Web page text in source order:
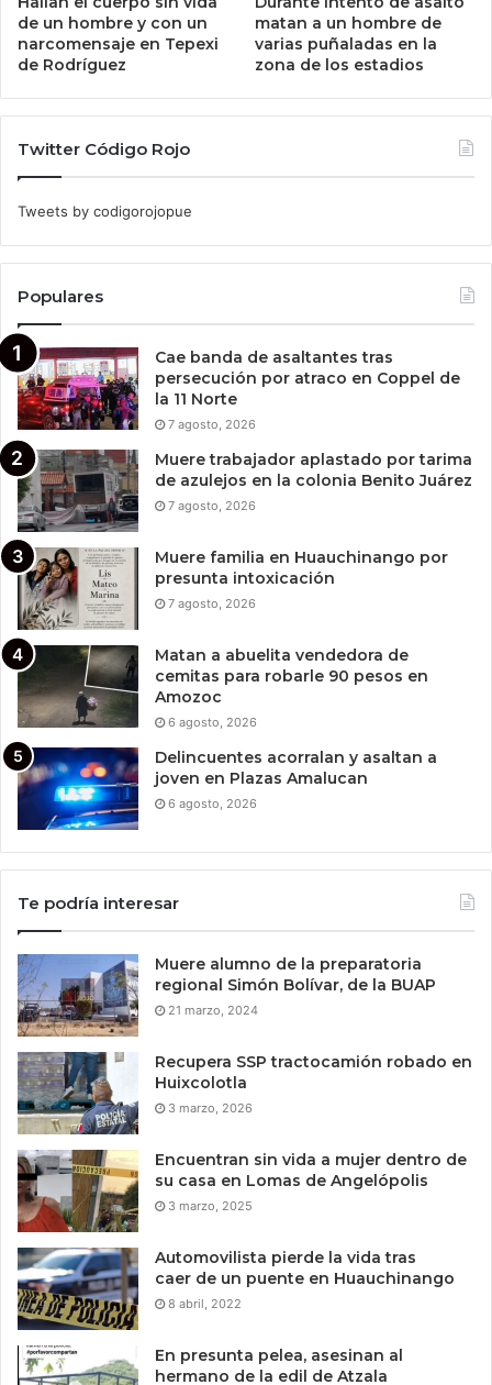
de un hombre y con un
narcomensaje en Tepexi
de Rodríguez
matan a un hombre de
varias puñaladas en la
zona de los estadios
Twitter Código Rojo
Tweets by codigorojopue
Populares
Cae banda de asaltantes tras
persecución por atraco en Coppel de
la 11 Norte
7 agosto, 2026
Muere trabajador aplastado por tarima
de azulejos en la colonia Benito Juárez
7 agosto, 2026
Muere familia en Huauchinango por
presunta intoxicación
7 agosto, 2026
Matan a abuelita vendedora de
cemitas para robarle 90 pesos en
Amozoc
6 agosto, 2026
Delincuentes acorralan y asaltan a
joven en Plazas Amalucan
6 agosto, 2026
Te podría interesar
Muere alumno de la preparatoria
regional Simón Bolívar, de la BUAP
21 marzo, 2024
Recupera SSP tractocamión robado en
Huixcolotla
3 marzo, 2026
Encuentran sin vida a mujer dentro de
su casa en Lomas de Angelópolis
3 marzo, 2025
Automovilista pierde la vida tras
caer de un puente en Huauchinango
8 abril, 2022
En presunta pelea, asesinan al
hermano de la edil de Atzala